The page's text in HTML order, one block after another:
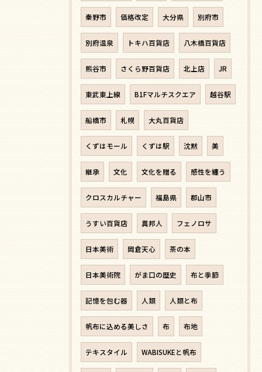
秦野市 価格改定 大分県 別府市
別府温泉 トキハ百貨店 八木橋百貨店
熊谷市 さくら野百貨店 北上店 JR
東武東上線 B1Fマルチスクエア 越谷駅
船橋市 札幌 大丸百貨店
くずはモール くずは駅 沈黙 美
継承 文化 文化を贈る 感性を纏う
クロスカルチャー 福島県 郡山市
うすい百貨店 異邦人 フェノロサ
日本美術 岡倉天心 茶の本
日本美術院 がま口の歴史 布と季節
記憶を包む器 人類 人類と布
帆布に込める美しさ 布 布地
テキスタイル WABISUKEと帆布